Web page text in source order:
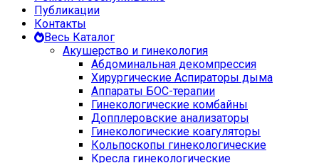
Публикации
Контакты
Весь Каталог
Акушерство и гинекология
Абдоминальная декомпрессия
Хирургические Аспираторы дыма
Аппараты БОС-терапии
Гинекологические комбайны
Допплеровские анализаторы
Гинекологические коагуляторы
Кольпоскопы гинекологические
Кресла гинекологические